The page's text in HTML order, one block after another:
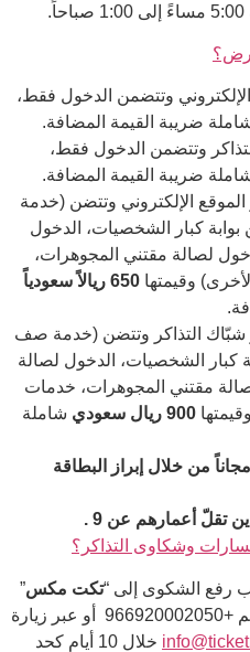
وتتضمن الدخول فقط،
ضريبة القيمة المضافة.
وتتضمن الدخول فقط،
ضريبة القيمة المضافة.
الموقع الإلكتروني وتتضن (خدمة
كبار الشخصيات، الدخول
لصالة مقتني المجوهرات،
وقيمتها 650 ريالاً سعودياً
شبّاك التذاكر وتتضن (خدمة صف
كبار الشخصيات، الدخول لصالة
مقتني المجوهرات، خدمات
900 ريال سعودي شاملة
من خلال إبراز البطاقة
تقلّ أعمارهم عن 9
.
وشكاوى التذاكر؟
رفع الشكوى إلى “تكت مكس”
من خلال الإتصال على الرقم +966920002050 أو عبر زيارة
خلال 10 أيام كحد